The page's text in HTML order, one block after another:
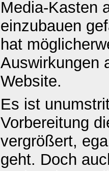
Media-Kasten
einzubauen
hat
Auswirkungen
Website.
Es ist
Vorbereitung
vergrößert,
geht. Doch